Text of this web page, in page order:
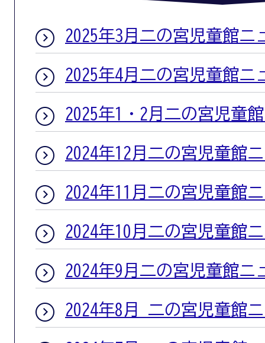
2025年3月二の宮児童館ニ
2025年4月二の宮児童館ニ
2025年1・2月二の宮児童
2024年12月二の宮児童館
2024年11月二の宮児童館
2024年10月二の宮児童館
2024年9月二の宮児童館ニ
2024年8月 二の宮児童館